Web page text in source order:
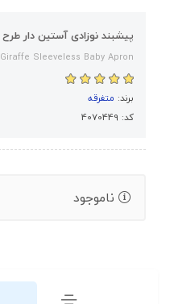
پیشبند نوزادی آستین دار طرح Giraffe
Giraffe Sleeveless Baby Apron
برند: متفرقه
کد: 4070449
ناموجود